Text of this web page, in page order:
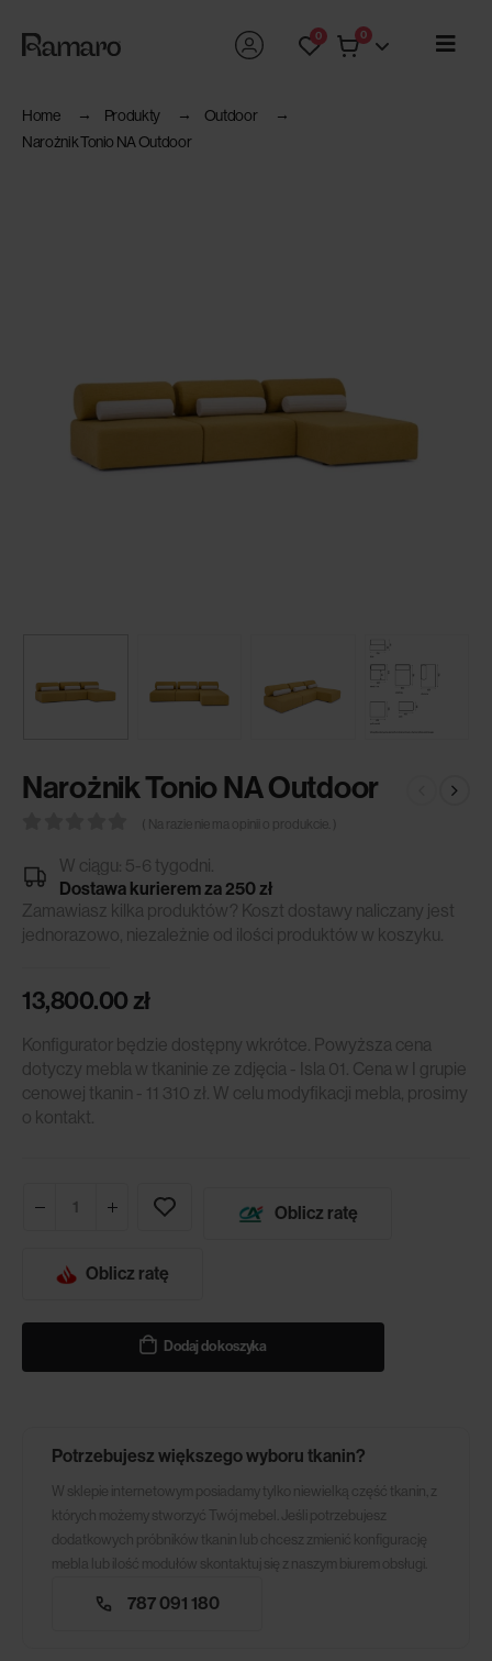
0 0
Home Produkty
Outdoor
Narożnik Tonio NA Outdoor
Narożnik Tonio NA Outdoor
( Na razie nie ma opinii o produkcie. )
W ciągu: 5-6 tygodni.
Dostawa kurierem za 250 zł
Zamawiasz kilka produktów? Koszt dostawy naliczany jest
jednorazowo, niezależnie od ilości produktów w koszyku.
13,800.00 zł
Konfigurator będzie dostępny wkrótce. Powyższa cena
dotyczy mebla w tkaninie ze zdjęcia - Isla 01. Cena w I grupie
cenowej tkanin - 11 310 zł. W celu modyfikacji mebla, prosimy
o kontakt.
Oblicz ratę
Oblicz ratę
Dodaj do koszyka
Potrzebujesz większego wyboru tkanin?
W sklepie internetowym posiadamy tylko niewielką część tkanin, z
których możemy stworzyć Twój mebel. Jeśli potrzebujesz
dodatkowych próbników tkanin lub chcesz zmienić konfigurację
mebla lub ilość modułów skontaktuj się z naszym biurem obsługi.
787 091 180